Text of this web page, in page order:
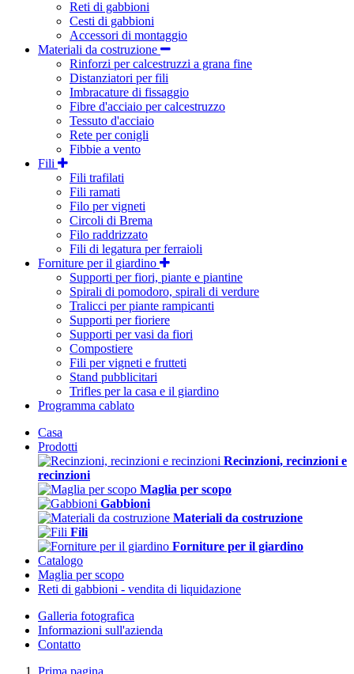
Reti di gabbioni
Cesti di gabbioni
Accessori di montaggio
Materiali da costruzione
Rinforzi per calcestruzzi a grana fine
Distanziatori per fili
Imbracature di fissaggio
Fibre d'acciaio per calcestruzzo
Tessuto d'acciaio
Rete per conigli
Fibbie a vento
Fili
Fili trafilati
Fili ramati
Filo per vigneti
Circoli di Brema
Filo raddrizzato
Fili di legatura per ferraioli
Forniture per il giardino
Supporti per fiori, piante e piantine
Spirali di pomodoro, spirali di verdure
Tralicci per piante rampicanti
Supporti per fioriere
Supporti per vasi da fiori
Compostiere
Fili per vigneti e frutteti
Stand pubblicitari
Trifles per la casa e il giardino
Programma cablato
Casa
Prodotti
Recinzioni, recinzioni e
recinzioni
Maglia per scopo
Gabbioni
Materiali da costruzione
Fili
Forniture per il giardino
Catalogo
Maglia per scopo
Reti di gabbioni - vendita di liquidazione
Galleria fotografica
Informazioni sull'azienda
Contatto